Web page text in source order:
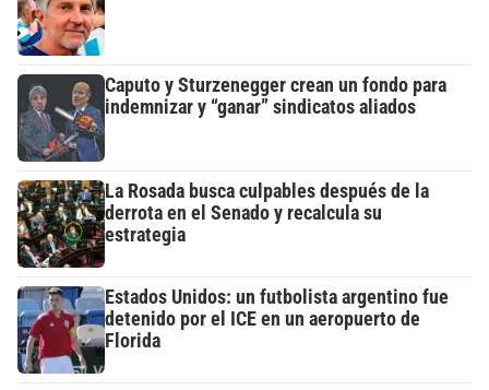
Caputo y Sturzenegger crean un fondo para
indemnizar y “ganar” sindicatos aliados
La Rosada busca culpables después de la
derrota en el Senado y recalcula su
estrategia
Estados Unidos: un futbolista argentino fue
detenido por el ICE en un aeropuerto de
Florida